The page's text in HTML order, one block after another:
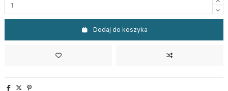
Dodaj do koszyka